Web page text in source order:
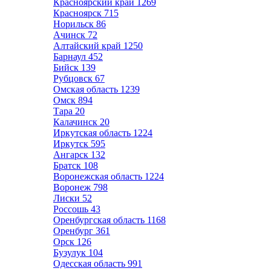
Красноярский край
1269
Красноярск 715
Норильск 86
Ачинск 72
Алтайский край 1250
Барнаул 452
Бийск 139
Рубцовск 67
Омская область 1239
Омск 894
Тара 20
Калачинск 20
Иркутская область 1224
Иркутск 595
Ангарск 132
Братск 108
Воронежская область 1224
Воронеж 798
Лиски 52
Россошь 43
Оренбургская область 1168
Оренбург 361
Орск 126
Бузулук 104
Одесская область 991